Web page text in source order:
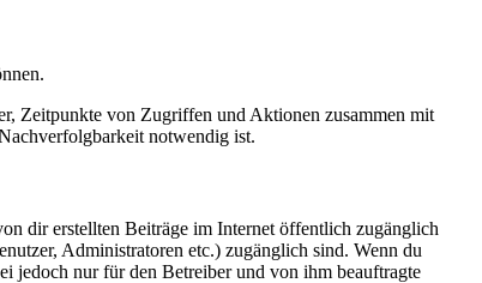
Zeitpunkte von Zugriffen und Aktionen zusammen mit
notwendig ist.
dir erstellten Beiträge im Internet öffentlich zugänglich
Administratoren etc.) zugänglich sind. Wenn du
jedoch nur für den Betreiber und von ihm beauftragte